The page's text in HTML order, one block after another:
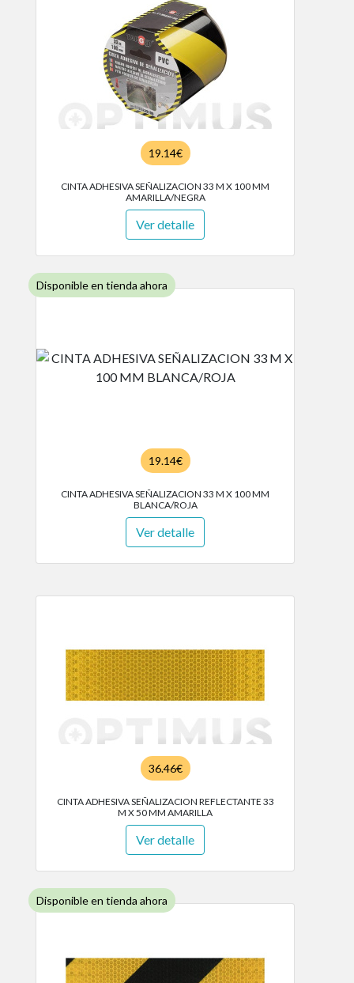
19.14€
CINTA ADHESIVA SEÑALIZACION 33 M X 100 MM
AMARILLA/NEGRA
Ver detalle
Disponible en tienda ahora
19.14€
CINTA ADHESIVA SEÑALIZACION 33 M X 100 MM
BLANCA/ROJA
Ver detalle
36.46€
CINTA ADHESIVA SEÑALIZACION REFLECTANTE 33
M X 50 MM AMARILLA
Ver detalle
Disponible en tienda ahora